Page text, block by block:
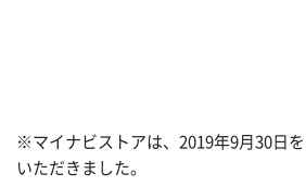
※マイナビストアは、2019年9月30日
いただきました。